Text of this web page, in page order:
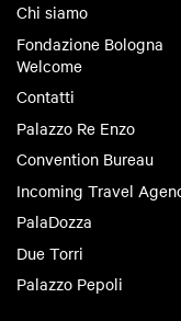
Chi siamo
Fondazione Bologna
Welcome
Contatti
Palazzo Re Enzo
Convention Bureau
Incoming Travel
PalaDozza
Due Torri
Palazzo Pepoli